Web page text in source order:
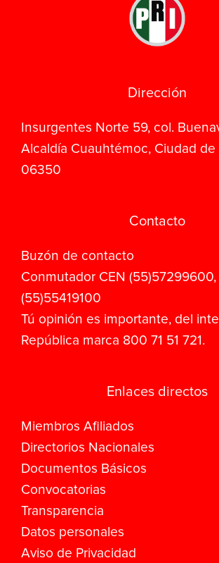
Dirección
Insurgentes Norte 59, col.
Alcaldía Cuauhtémoc, Ciudad de
06350
Contacto
Buzón de contacto
Conmutador CEN (55)57299600,
(55)55419100
Tú opinión es importante, del
República marca 800 71 51 721.
Enlaces directos
Miembros Afiliados
Directorios Nacionales
Documentos Básicos
Convocatorias
Transparencia
Datos personales
Aviso de Privacidad